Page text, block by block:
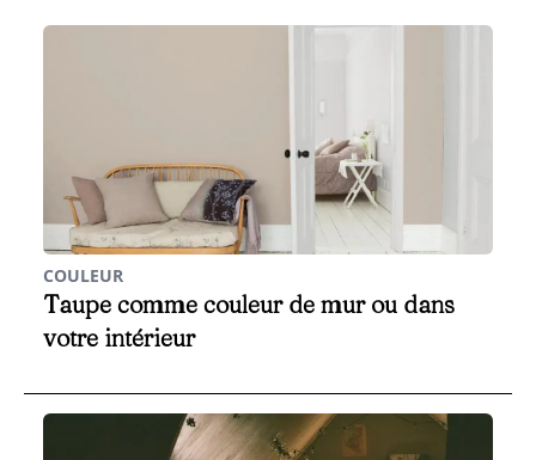
COULEUR
Taupe comme couleur de mur ou dans
votre intérieur